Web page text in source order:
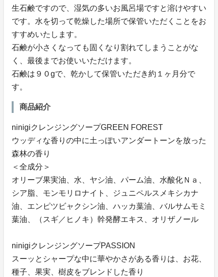
生石鹸ですので、湿気の多いお風呂場ですと溶けやすい
です。水を切って乾燥した場所で保管いただくことをお
すすめいたします。
石鹸が小さくなっても固くなり割れてしまうことがな
く、最後までお使いいただけます。
石鹸は９０gで、乾かして保管いただき約１ヶ月分で
す。
商品紹介
ninigiクレンジングソープGREEN FOREST
ウッディな香りの中に土っぽいアンダートーンを放った
森林の香り
＜全成分＞
オリーブ果実油、水、ヤシ油、パーム油、水酸化Ｎａ、
シア脂、モンモリロナイト、ジュニペルスメキシカナ
油、エンピツビャクシン油、ハッカ葉油、バルサムモミ
葉油、（スギ／ヒノキ）幹発酵エキス、オリザノール
ninigiクレンジングソープPASSION
スーッとシャープな中に華やかさがある香りは、お花、
種子、果実、樹皮をブレンドした香り